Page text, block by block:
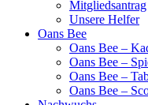
Mitgliedsantrag
Unsere Helfer
Oans Bee
Oans Bee –
Oans Bee –
Oans Bee –
Oans Bee –